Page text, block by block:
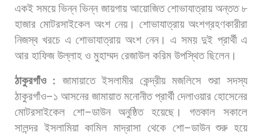
একই সময়ে ভিন্ন ভিন্ন জায়গায় আয়োজিত শোভাযাত্রায় অন্তত ৮
হাজার মোটরসাইকেল অংশ নেয়। শোভাযাত্রায় অংশগ্রহণকারীরা
নিজস্ব খরচে এ শোভাযাত্রায় অংশ নেন। এ সময় দুই প্রার্থী এ
আর হাফিজ উল্লাহ ও মুহাম্মদ রেজাউল করিম উপস্থিত ছিলেন।
ঠাকুরগাঁও: জামায়াতে ইসলামীর কেন্দ্রীয় মজলিসে শুরা সদস্য
ঠাকুরগাঁও–১ আসনের জামায়াত মনোনীত প্রার্থী দেলাওয়ার হোসেনের
মোটরসাইকেল
শো–ডাউন অনুষ্ঠিত হয়েছে। গতকাল
সকালে
সালন্দর ইসলামিয়া কামিল মাদ্রাসা থেকে শো–ডাউন শুরু হয়ে